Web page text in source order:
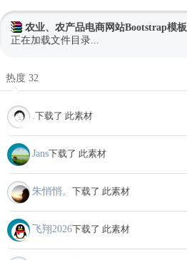
农业、农产品电商网站Bootstrap模板
正在加载文件目录...
热度 32
下载了 此素材
Jans下载了 此素材
朱悄悄。 下载了 此素材
飞翔2026下载了 此素材